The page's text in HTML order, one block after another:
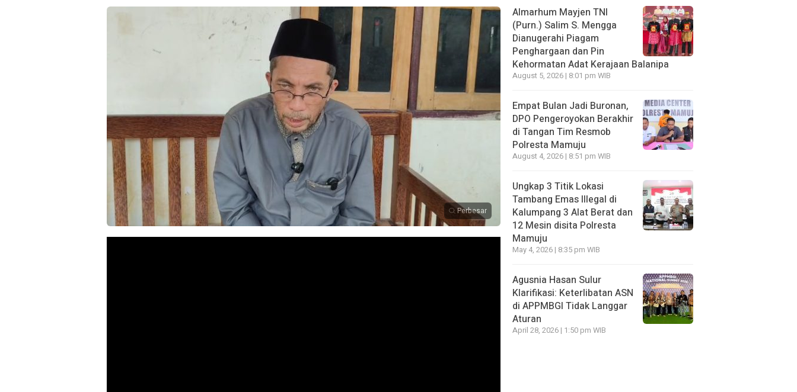
Perbesar
Almarhum Mayjen TNI
(Purn.) Salim S. Mengga
Dianugerahi Piagam
Penghargaan dan Pin
Kehormatan Adat Kerajaan Balanipa
August 5, 2026 | 8:01 pm WIB
Empat Bulan Jadi Buronan,
DPO Pengeroyokan Berakhir
di Tangan Tim Resmob
Polresta Mamuju
August 4, 2026 | 8:51 pm WIB
Ungkap 3 Titik Lokasi
Tambang Emas Illegal di
Kalumpang 3 Alat Berat dan
12 Mesin disita Polresta
Mamuju
May 4, 2026 | 8:35 pm WIB
Agusnia Hasan Sulur
Klarifikasi: Keterlibatan ASN
di APPMBGI Tidak Langgar
Aturan
April 28, 2026 | 1:50 pm WIB